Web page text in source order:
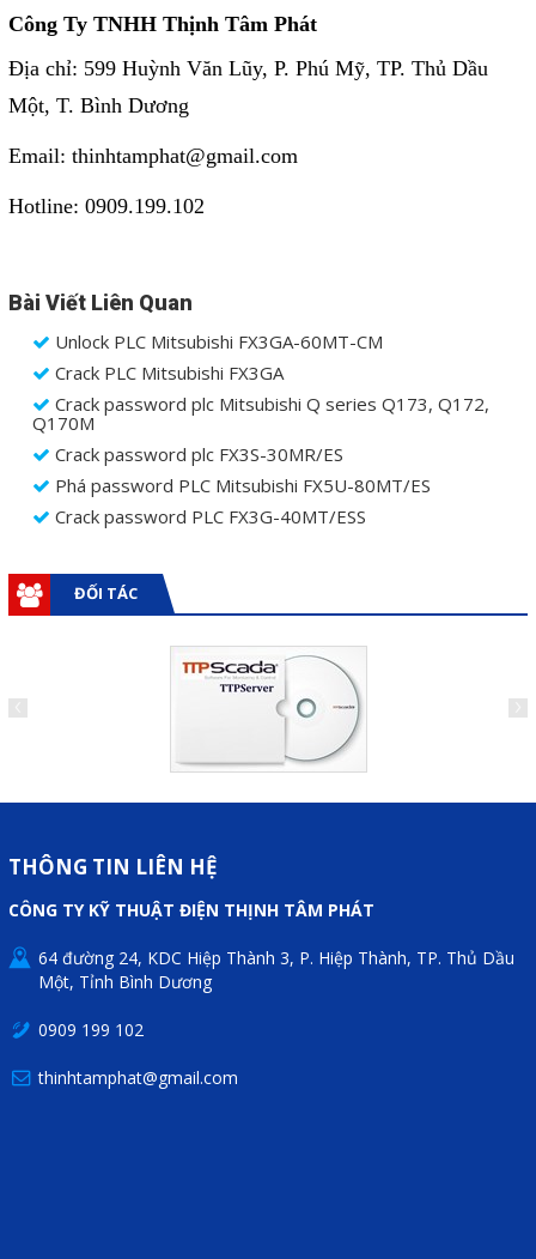
Công Ty TNHH Thịnh Tâm Phát
Địa chỉ: 599 Huỳnh Văn Lũy, P. Phú Mỹ, TP. Thủ Dầu
Một, T. Bình Dương
Email: thinhtamphat@gmail.com
Hotline: 0909.199.102
Bài Viết Liên Quan
Unlock PLC Mitsubishi FX3GA-60MT-CM
Crack PLC Mitsubishi FX3GA
Crack password plc Mitsubishi Q series Q173, Q172,
Q170M
Crack password plc FX3S-30MR/ES
Phá password PLC Mitsubishi FX5U-80MT/ES
Crack password PLC FX3G-40MT/ESS
ĐỐI TÁC
THÔNG TIN LIÊN HỆ
CÔNG TY KỸ THUẬT ĐIỆN THỊNH TÂM PHÁT
64 đường 24, KDC Hiệp Thành 3, P. Hiệp Thành, TP. Thủ Dầu
Một, Tỉnh Bình Dương
0909 199 102
thinhtamphat@gmail.com
Lấy Chương Trình HMI
Thông tin hữu ích
Hình ảnh sửa chữa
Liên hệ
TRÊN MẠNG XÃ HỘI
Facebook
Google